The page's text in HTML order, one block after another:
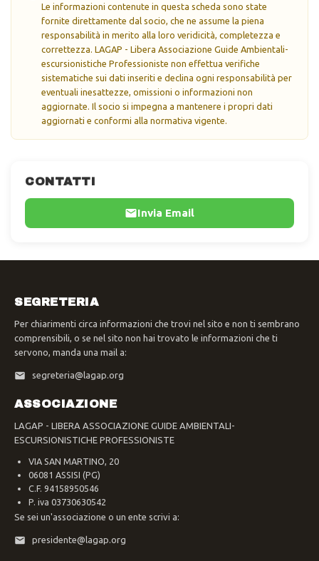
CONTATTI
Invia Email
Le informazioni contenute in questa scheda sono state
fornite direttamente dal socio, che ne assume la piena
responsabilità in merito alla loro veridicità, completezza e
correttezza. LAGAP - Libera Associazione Guide Ambientali-
escursionistiche Professioniste non effettua verifiche
sistematiche sui dati inseriti e declina ogni responsabilità per
eventuali inesattezze, omissioni o informazioni non
aggiornate. Il socio si impegna a mantenere i propri dati
aggiornati e conformi alla normativa vigente.
SEGRETERIA
Per chiarimenti circa informazioni che trovi nel sito e non ti sembrano
comprensibili, o se nel sito non hai trovato le informazioni che ti
servono, manda una mail a:
segreteria@lagap.org
ASSOCIAZIONE
LAGAP - LIBERA ASSOCIAZIONE GUIDE AMBIENTALI-
ESCURSIONISTICHE PROFESSIONISTE
VIA SAN MARTINO, 20
06081 ASSISI (PG)
C.F. 94158950546
P. iva 03730630542
Se sei un'associazione o un ente scrivi a:
presidente@lagap.org